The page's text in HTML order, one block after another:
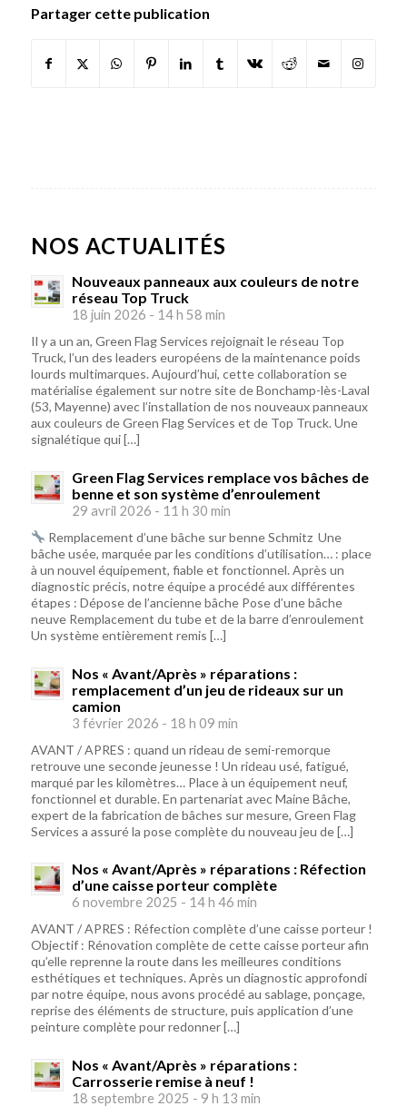
Partager cette publication
NOS ACTUALITÉS
Nouveaux panneaux aux couleurs de notre
réseau Top Truck
18 juin 2026 - 14 h 58 min
Il y a un an, Green Flag Services rejoignait le réseau Top
Truck, l’un des leaders européens de la maintenance poids
lourds multimarques. Aujourd’hui, cette collaboration se
matérialise également sur notre site de Bonchamp-lès-Laval
(53, Mayenne) avec l’installation de nos nouveaux panneaux
aux couleurs de Green Flag Services et de Top Truck. Une
signalétique qui […]
Green Flag Services remplace vos bâches de
benne et son système d’enroulement
29 avril 2026 - 11 h 30 min
Remplacement d’une bâche sur benne Schmitz Une
bâche usée, marquée par les conditions d’utilisation… : place
à un nouvel équipement, fiable et fonctionnel. Après un
diagnostic précis, notre équipe a procédé aux différentes
étapes : Dépose de l’ancienne bâche Pose d’une bâche
neuve Remplacement du tube et de la barre d’enroulement
Un système entièrement remis […]
Nos « Avant/Après » réparations :
remplacement d’un jeu de rideaux sur un
camion
3 février 2026 - 18 h 09 min
AVANT / APRES : quand un rideau de semi-remorque
retrouve une seconde jeunesse ! Un rideau usé, fatigué,
marqué par les kilomètres… Place à un équipement neuf,
fonctionnel et durable. En partenariat avec Maine Bâche,
expert de la fabrication de bâches sur mesure, Green Flag
Services a assuré la pose complète du nouveau jeu de […]
Nos « Avant/Après » réparations : Réfection
d’une caisse porteur complète
6 novembre 2025 - 14 h 46 min
AVANT / APRES : Réfection complète d’une caisse porteur !
Objectif : Rénovation complète de cette caisse porteur afin
qu’elle reprenne la route dans les meilleures conditions
esthétiques et techniques. Après un diagnostic approfondi
par notre équipe, nous avons procédé au sablage, ponçage,
reprise des éléments de structure, puis application d’une
peinture complète pour redonner […]
Nos « Avant/Après » réparations :
Carrosserie remise à neuf !
18 septembre 2025 - 9 h 13 min